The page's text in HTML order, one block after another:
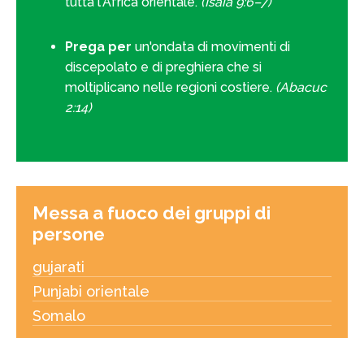
Prega per un'ondata di movimenti di
discepolato e di preghiera che si
moltiplicano nelle regioni costiere. (Abacuc
2:14)
Messa a fuoco dei gruppi di
persone
gujarati
Punjabi orientale
Somalo